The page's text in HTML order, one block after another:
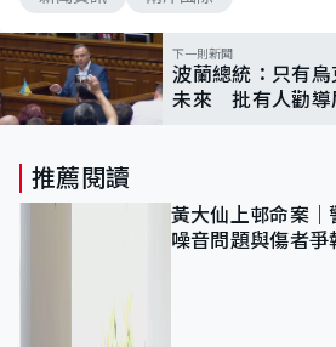
下一則新聞
波蘭總統：只有
未來 批有人勸導
推薦閱讀
黃大仙上邨命案
噪音問題與傷者